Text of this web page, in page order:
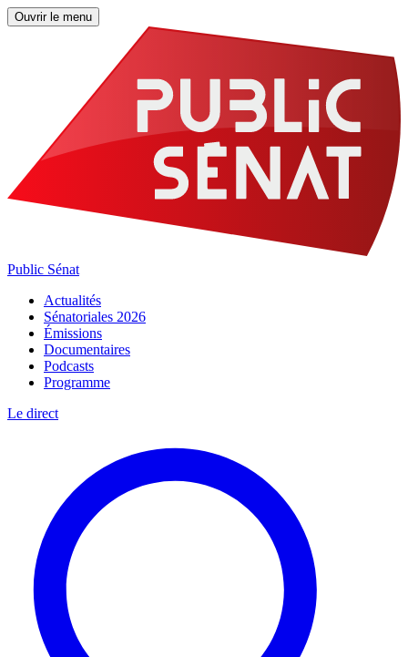
Ouvrir le menu
Public Sénat
Actualités
Sénatoriales 2026
Émissions
Documentaires
Podcasts
Programme
Le direct